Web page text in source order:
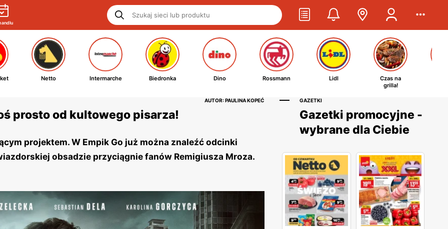
Netto Intermarche Biedronka Dino Rossmann Lidl
Czas na
grilla!
AUTOR: PAULINA KOPEĆ
prosto od kultowego pisarza!
projektem. W Empik Go już można znaleźć odcinki
obsadzie przyciągnie fanów Remigiusza Mroza.
GAZETKI
Gazetki promocyjne -
wybrane dla Ciebie